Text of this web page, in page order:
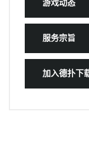
游戏动态
服务宗旨
加入德扑下